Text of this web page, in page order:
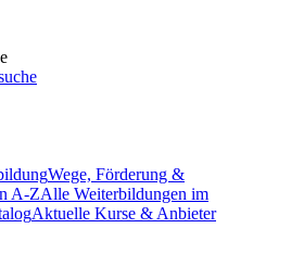
Wege, Förderung &
A-ZAlle Weiterbildungen im
Aktuelle Kurse & Anbieter